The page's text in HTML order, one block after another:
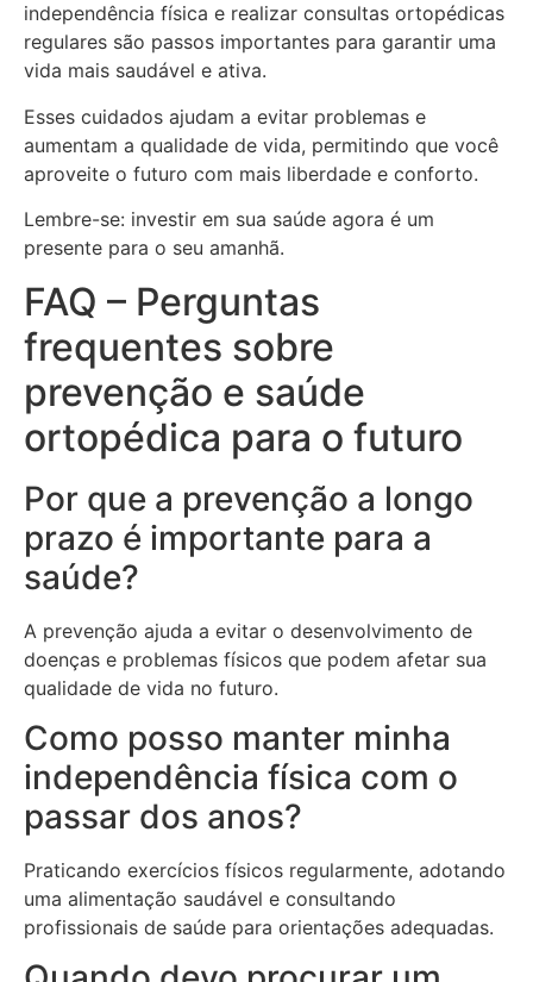
independência física e realizar consultas ortopédicas
regulares são passos importantes para garantir uma
vida mais saudável e ativa.
Esses cuidados ajudam a evitar problemas e
aumentam a qualidade de vida, permitindo que você
aproveite o futuro com mais liberdade e conforto.
Lembre-se: investir em sua saúde agora é um
presente para o seu amanhã.
FAQ – Perguntas
frequentes sobre
prevenção e saúde
ortopédica para o futuro
Por que a prevenção a longo
prazo é importante para a
saúde?
A prevenção ajuda a evitar o desenvolvimento de
doenças e problemas físicos que podem afetar sua
qualidade de vida no futuro.
Como posso manter minha
independência física com o
passar dos anos?
Praticando exercícios físicos regularmente, adotando
uma alimentação saudável e consultando
profissionais de saúde para orientações adequadas.